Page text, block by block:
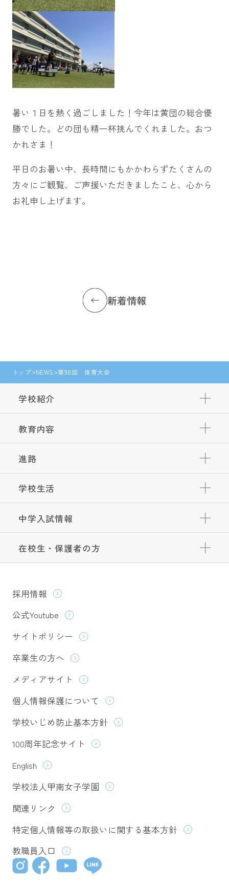
暑い１日を熱く過ごしました！今年は黄団の総合優
勝でした。どの団も精一杯挑んでくれました。おつ
かれさま！
平日のお暑い中、長時間にもかかわらずたくさんの
方々にご観覧、ご声援いただきましたこと、心から
お礼申し上げます。
新着情報
トップ NEWS 第98回 体育大会
学校紹介
教育内容
進路
学校生活
中学入試情報
在校生・保護者の方
採用情報
公式Youtube
サイトポリシー
卒業生の方へ
メディアサイト
個人情報保護について
学校いじめ防止基本方針
100周年記念サイト
English
学校法人甲南女子学園
関連リンク
特定個人情報等の取扱いに関する基本方針
教職員入口